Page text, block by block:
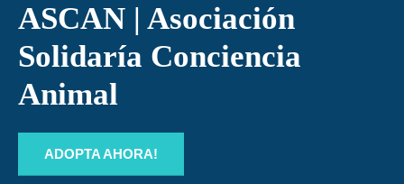
ASCAN | Asociación
Solidaría Conciencia
Animal
ADOPTA AHORA!